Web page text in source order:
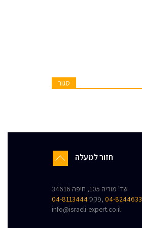
סגור
חזור למעלה
שד' מוריה 105, חיפה 34616
04-8244633 ,פקס04-8113444
info@israeli-expert.co.il